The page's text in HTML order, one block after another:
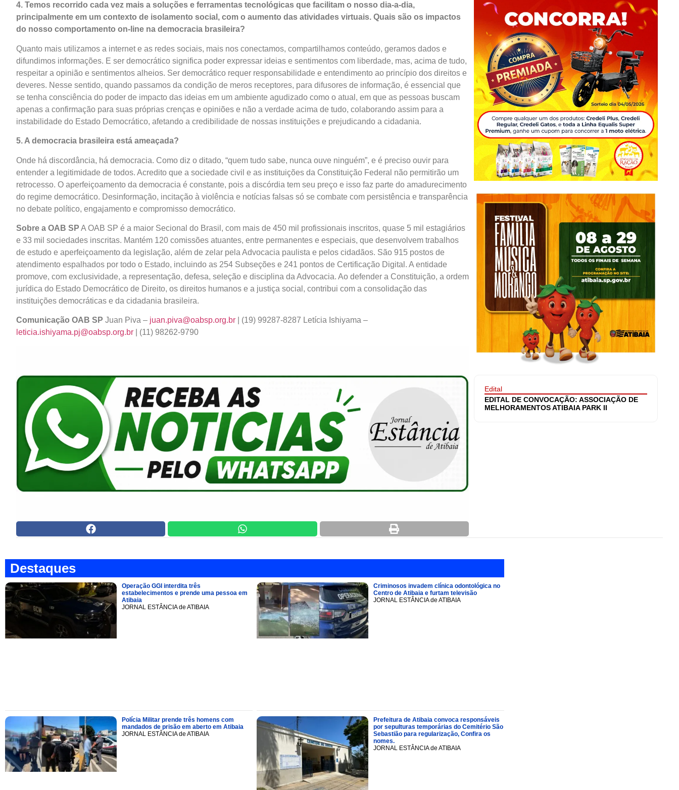
4. Temos recorrido cada vez mais a soluções e ferramentas tecnológicas que facilitam o nosso dia-a-dia,
principalmente em um contexto de isolamento social, com o aumento das atividades virtuais. Quais são os impactos
do nosso comportamento on-line na democracia brasileira?
Quanto mais utilizamos a internet e as redes sociais, mais nos conectamos, compartilhamos conteúdo, geramos dados e
difundimos informações. E ser democrático significa poder expressar ideias e sentimentos com liberdade, mas, acima de tudo,
respeitar a opinião e sentimentos alheios. Ser democrático requer responsabilidade e entendimento ao princípio dos direitos e
deveres. Nesse sentido, quando passamos da condição de meros receptores, para difusores de informação, é essencial que
se tenha consciência do poder de impacto das ideias em um ambiente agudizado como o atual, em que as pessoas buscam
apenas a confirmação para suas próprias crenças e opiniões e não a verdade acima de tudo, colaborando assim para a
instabilidade do Estado Democrático, afetando a credibilidade de nossas instituições e prejudicando a cidadania.
5. A democracia brasileira está ameaçada?
Onde há discordância, há democracia. Como diz o ditado, “quem tudo sabe, nunca ouve ninguém”, e é preciso ouvir para
entender a legitimidade de todos. Acredito que a sociedade civil e as instituições da Constituição Federal não permitirão um
retrocesso. O aperfeiçoamento da democracia é constante, pois a discórdia tem seu preço e isso faz parte do amadurecimento
do regime democrático. Desinformação, incitação à violência e notícias falsas só se combate com persistência e transparência
no debate político, engajamento e compromisso democrático.
Sobre a OAB SP A OAB SP é a maior Secional do Brasil, com mais de 450 mil profissionais inscritos, quase 5 mil estagiários
e 33 mil sociedades inscritas. Mantém 120 comissões atuantes, entre permanentes e especiais, que desenvolvem trabalhos
de estudo e aperfeiçoamento da legislação, além de zelar pela Advocacia paulista e pelos cidadãos. São 915 postos de
atendimento espalhados por todo o Estado, incluindo as 254 Subseções e 241 pontos de Certificação Digital. A entidade
promove, com exclusividade, a representação, defesa, seleção e disciplina da Advocacia. Ao defender a Constituição, a ordem
jurídica do Estado Democrático de Direito, os direitos humanos e a justiça social, contribui com a consolidação das
instituições democráticas e da cidadania brasileira.
Comunicação OAB SP Juan Piva – juan.piva@oabsp.org.br | (19) 99287-8287 Letícia Ishiyama –
leticia.ishiyama.pj@oabsp.org.br | (11) 98262-9790
Edital
EDITAL DE CONVOCAÇÃO: ASSOCIAÇÃO DE
MELHORAMENTOS ATIBAIA PARK II
Destaques
Operação GGI interdita três
estabelecimentos e prende uma pessoa em
Atibaia
JORNAL ESTÂNCIA de ATIBAIA
Criminosos invadem clínica odontológica no
Centro de Atibaia e furtam televisão
JORNAL ESTÂNCIA de ATIBAIA
Polícia Militar prende três homens com
mandados de prisão em aberto em Atibaia
JORNAL ESTÂNCIA de ATIBAIA
Prefeitura de Atibaia convoca responsáveis
por sepulturas temporárias do Cemitério São
Sebastião para regularização, Confira os
nomes.
JORNAL ESTÂNCIA de ATIBAIA